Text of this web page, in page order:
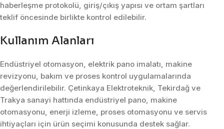
haberleşme protokolü, giriş/çıkış yapısı ve ortam şartları
teklif öncesinde birlikte kontrol edilebilir.
Kullanım Alanları
Endüstriyel otomasyon, elektrik pano imalatı, makine
revizyonu, bakım ve proses kontrol uygulamalarında
değerlendirilebilir. Çetinkaya Elektroteknik, Tekirdağ ve
Trakya sanayi hattında endüstriyel pano, makine
otomasyonu, enerji izleme, proses otomasyonu ve servis
ihtiyaçları için ürün seçimi konusunda destek sağlar.